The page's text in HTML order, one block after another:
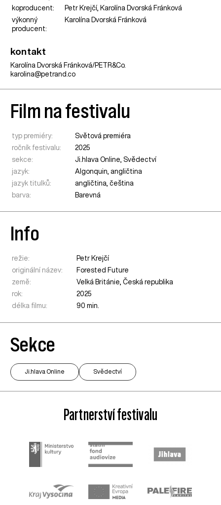
koproducent:
Petr Krejčí, Karolína Dvorská Fránková
výkonný
producent:
Karolína Dvorská Fránková
kontakt
Karolína Dvorská Fránková/PETR&Co.
karolina@petrand.co
Film na festivalu
typ premiéry:
Světová premiéra
ročník festivalu:
2025
sekce:
Ji.hlava Online,Svědectví
jazyk:
Algonquin, angličtina
jazyk titulků:
angličtina, čeština
barva:
Barevná
Info
režie:
Petr Krejčí
originální název:
Forested Future
země:
Velká Británie,Česká republika
rok:
2025
délka filmu:
90 min.
Sekce
Ji.hlava Online Svědectví
Partnerství festivalu